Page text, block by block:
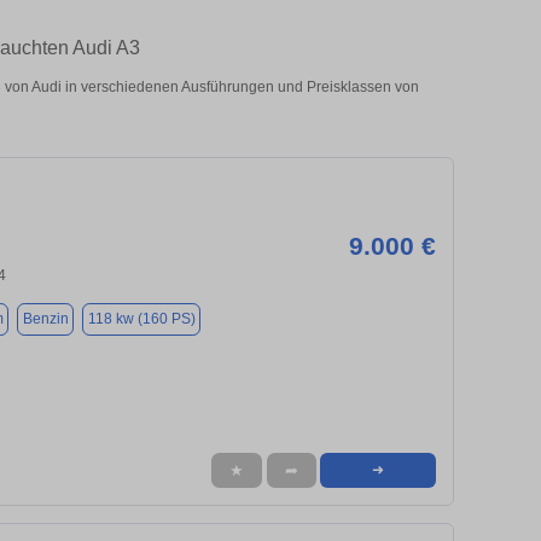
Audi A3
Audi in verschiedenen Ausführungen und Preisklassen von
9.000 €
Benzin 118 kw (160 PS)
★ ➦ ➜